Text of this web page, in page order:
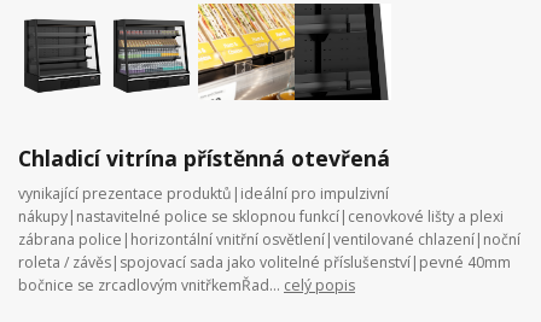
Chladicí vitrína přístěnná otevřená
vynikající prezentace produktů|ideální pro impulzivní
nákupy|nastavitelné police se sklopnou funkcí|cenovkové lišty a plexi
zábrana police|horizontální vnitřní osvětlení|ventilované chlazení|noční
roleta / závěs|spojovací sada jako volitelné příslušenství|pevné 40mm
bočnice se zrcadlovým vnitřkemŘad... celý popis